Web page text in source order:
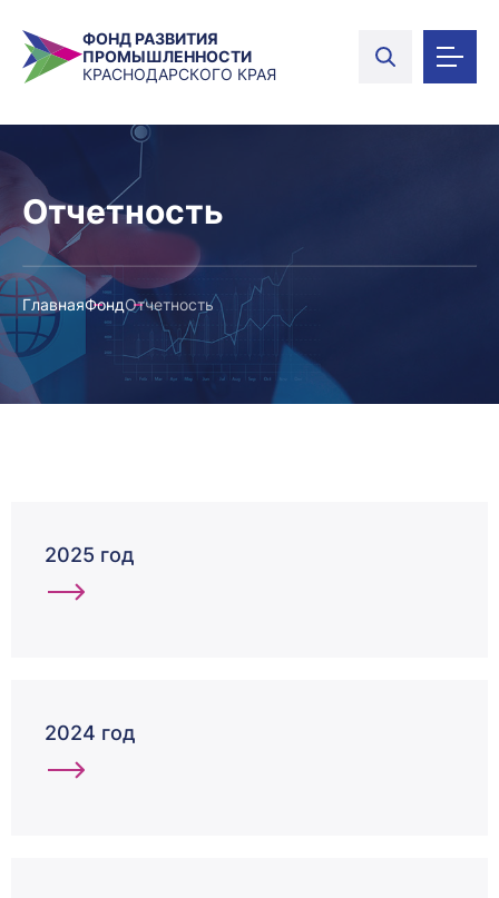
ФОНД РАЗВИТИЯ
ПРОМЫШЛЕННОСТИ
КРАСНОДАРСКОГО КРАЯ
Отчетность
ГлавнаяФондОтчетность
2025 год
2024 год